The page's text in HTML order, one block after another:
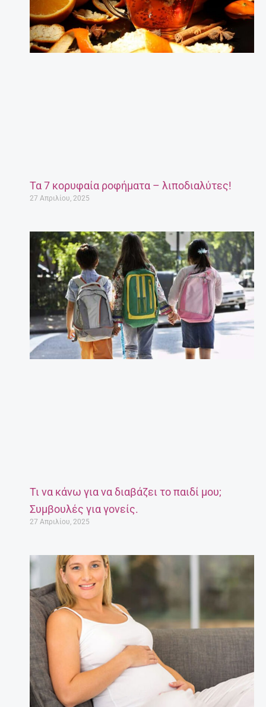
Τα 7 κορυφαία ροφήματα – λιποδιαλύτες!
27 Απριλίου, 2025
Τι να κάνω για να διαβάζει το παιδί μου;
Συμβουλές για γονείς.
27 Απριλίου, 2025